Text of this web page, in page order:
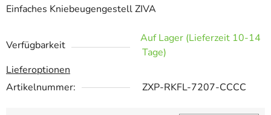
Einfaches Kniebeugengestell ZIVA
Verfügbarkeit
Auf Lager (Lieferzeit 10-14
Tage)
Lieferoptionen
Artikelnummer:
ZXP-RKFL-7207-CCCC